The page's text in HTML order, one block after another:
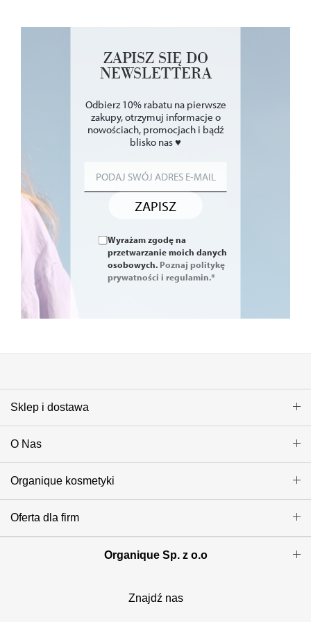
ZAPISZ SIĘ DO
NEWSLETTERA
Odbierz 10% rabatu na pierwsze
zakupy, otrzymuj informacje o
nowościach, promocjach i bądź
blisko nas ♥
ZAPISZ
Wyrażam zgodę na
przetwarzanie moich danych
osobowych. Poznaj politykę
prywatności i regulamin.*
Sklep i dostawa
O Nas
Organique kosmetyki
Oferta dla firm
Organique Sp. z o.o
Znajdź nas